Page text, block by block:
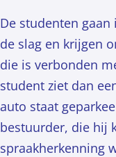
De studenten
de slag en krijgen
die is verbonden
student ziet dan
auto staat
bestuurder, die hij
spraakherkenning